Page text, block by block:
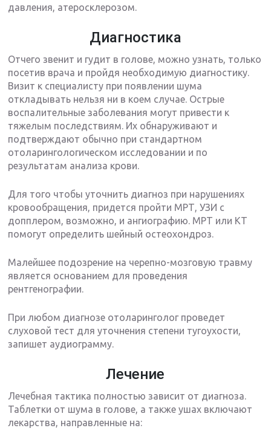
давления, атеросклерозом.
Диагностика
Отчего звенит и гудит в голове, можно узнать, только
посетив врача и пройдя необходимую диагностику.
Визит к специалисту при появлении шума
откладывать нельзя ни в коем случае. Острые
воспалительные заболевания могут привести к
тяжелым последствиям. Их обнаруживают и
подтверждают обычно при стандартном
отоларингологическом исследовании и по
результатам анализа крови.
Для того чтобы уточнить диагноз при нарушениях
кровообращения, придется пройти МРТ, УЗИ с
допплером, возможно, и ангиографию. МРТ или КТ
помогут определить шейный остеохондроз.
Малейшее подозрение на черепно-мозговую травму
является основанием для проведения
рентгенографии.
При любом диагнозе отоларинголог проведет
слуховой тест для уточнения степени тугоухости,
запишет аудиограмму.
Лечение
Лечебная тактика полностью зависит от диагноза.
Таблетки от шума в голове, а также ушах включают
лекарства, направленные на: